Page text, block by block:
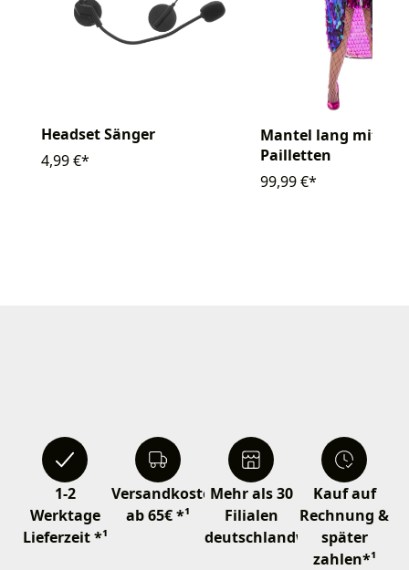
Headset Sänger
4,99 €*
Mantel lang mit
Pailletten
99,99 €*
1-2
Werktage
Lieferzeit *¹
Versandkostenfrei
ab 65€ *¹
Mehr als 30
Filialen
deutschlandweit
Kauf auf
Rechnung &
später
zahlen*¹